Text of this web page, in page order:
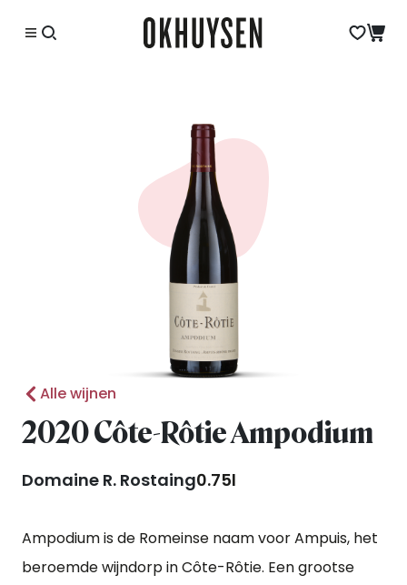
Alle wijnen
2020 Côte-Rôtie Ampodium
Domaine R. Rostaing0.75l
Ampodium is de Romeinse naam voor Ampuis, het
beroemde wijndorp in Côte-Rôtie. Een grootse